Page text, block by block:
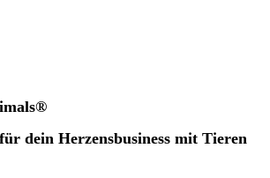
dein Herzensbusiness mit Tieren